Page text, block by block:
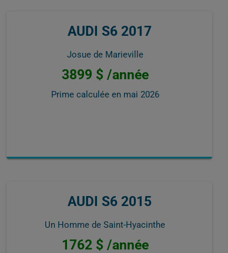
AUDI S6 2017
Josue de Marieville
3899 $ /année
Prime calculée en mai 2026
AUDI S6 2015
Un Homme de Saint-Hyacinthe
1762 $ /année